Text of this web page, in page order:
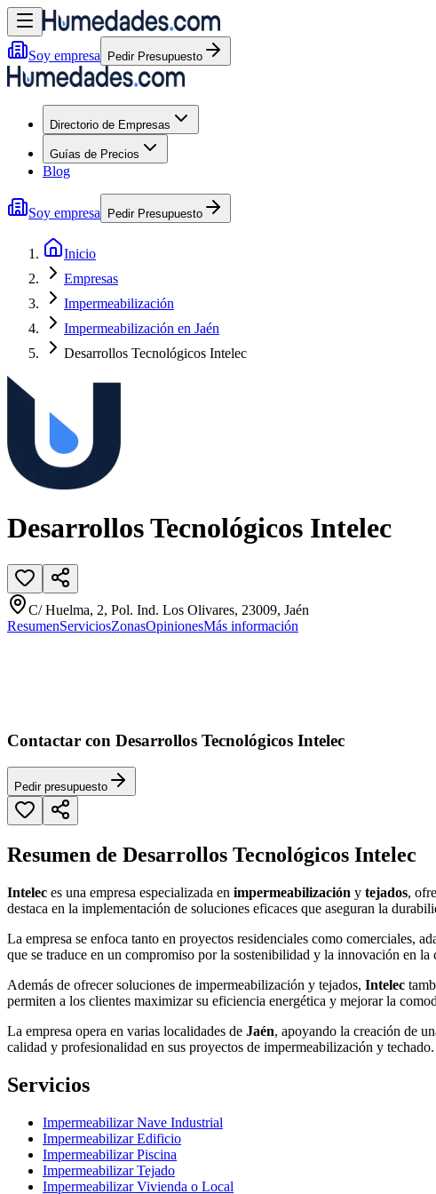
Soy empresa Pedir Presupuesto
Directorio de Empresas
Guías de Precios
Blog
Soy empresa Pedir Presupuesto
Inicio
Empresas
Impermeabilización
Impermeabilización en Jaén
Desarrollos Tecnológicos Intelec
Desarrollos Tecnológicos Intelec
C/ Huelma, 2, Pol. Ind. Los Olivares, 23009, Jaén
ResumenServiciosZonasOpinionesMás información
Contactar con Desarrollos Tecnológicos Intelec
Pedir presupuesto
Resumen de Desarrollos Tecnológicos Intelec
Intelec es una empresa especializada en impermeabilización y tejados,
destaca en la implementación de soluciones eficaces que aseguran la
La empresa se enfoca tanto en proyectos residenciales como comerciales,
que se traduce en un compromiso por la sostenibilidad y la innovación en la
Además de ofrecer soluciones de impermeabilización y tejados, Intelec
permiten a los clientes maximizar su eficiencia energética y mejorar la
La empresa opera en varias localidades de Jaén, apoyando la creación de
calidad y profesionalidad en sus proyectos de impermeabilización y techado.
Servicios
Impermeabilizar Nave Industrial
Impermeabilizar Edificio
Impermeabilizar Piscina
Impermeabilizar Tejado
Impermeabilizar Vivienda o Local